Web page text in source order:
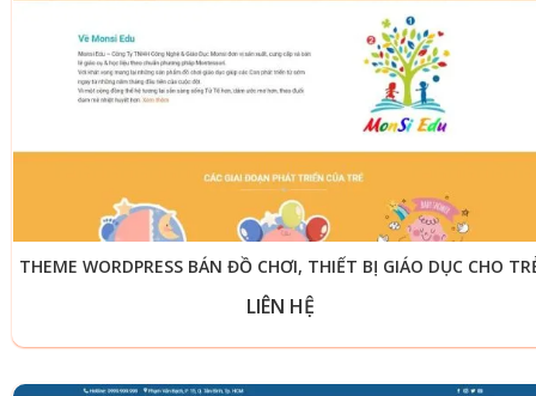
THEME WORDPRESS BÁN ĐỒ CHƠI, THIẾT BỊ GIÁO DỤC CHO
LIÊN HỆ